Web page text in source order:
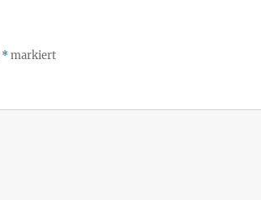
*markiert